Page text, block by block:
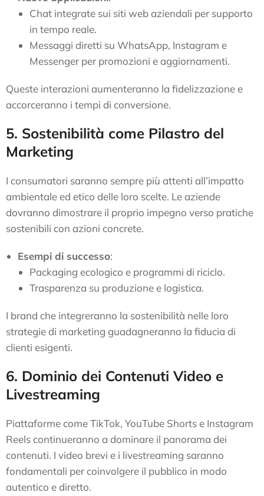
Chat integrate sui siti web aziendali per supporto
in tempo reale.
Messaggi diretti su WhatsApp, Instagram e
Messenger per promozioni e aggiornamenti.
Queste interazioni aumenteranno la fidelizzazione e
accorceranno i tempi di conversione.
5. Sostenibilità come Pilastro del
Marketing
I consumatori saranno sempre più attenti all’impatto
ambientale ed etico delle loro scelte. Le aziende
dovranno dimostrare il proprio impegno verso pratiche
sostenibili con azioni concrete.
Esempi di successo:
Packaging ecologico e programmi di riciclo.
Trasparenza su produzione e logistica.
I brand che integreranno la sostenibilità nelle loro
strategie di marketing guadagneranno la fiducia di
clienti esigenti.
6. Dominio dei Contenuti Video e
Livestreaming
Piattaforme come TikTok, YouTube Shorts e Instagram
Reels continueranno a dominare il panorama dei
contenuti. I video brevi e i livestreaming saranno
fondamentali per coinvolgere il pubblico in modo
autentico e diretto.